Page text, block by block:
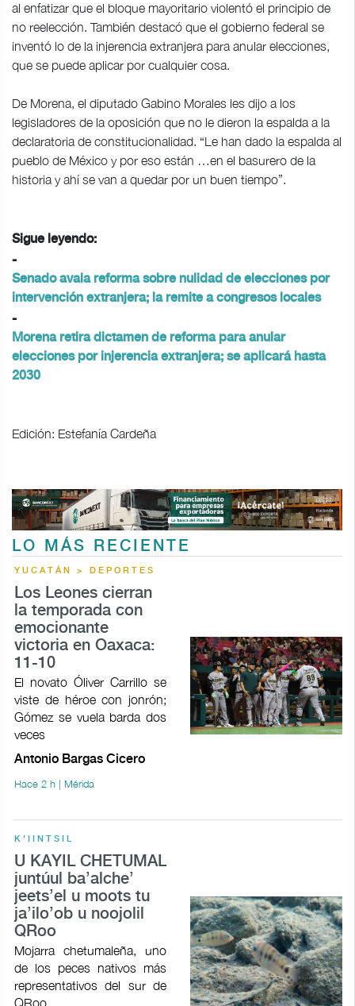
al enfatizar que el bloque mayoritario violentó el principio de
no reelección. También destacó que el gobierno federal se
inventó lo de la injerencia extranjera para anular elecciones,
que se puede aplicar por cualquier cosa.
De Morena, el diputado Gabino Morales les dijo a los
legisladores de la oposición que no le dieron la espalda a la
declaratoria de constitucionalidad. “Le han dado la espalda al
pueblo de México y por eso están …en el basurero de la
historia y ahí se van a quedar por un buen tiempo”.
Sigue leyendo:
-
Senado avala reforma sobre nulidad de elecciones por
intervención extranjera; la remite a congresos locales
-
Morena retira dictamen de reforma para anular
elecciones por injerencia extranjera; se aplicará hasta
2030
Edición: Estefanía Cardeña
LO MÁS RECIENTE
YUCATÁN > DEPORTES
Los Leones cierran
la temporada con
emocionante
victoria en Oaxaca:
11-10
El novato Óliver Carrillo se
viste de héroe con jonrón;
Gómez se vuela barda dos
veces
Antonio Bargas Cicero
Hace 2 h | Mérida
K'IINTSIL
U KAYIL CHETUMAL
juntúul ba’alche’
jeets’el u moots tu
ja’ilo’ob u noojolil
QRoo
Mojarra chetumaleña, uno
de los peces nativos más
representativos del sur de
QRoo